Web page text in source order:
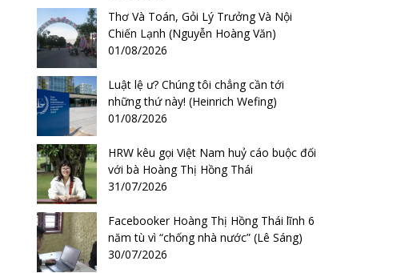
Thơ Và Toán, Gỏi Lý Trưởng Và Nội
Chiến Lạnh (Nguyễn Hoàng Văn)
01/08/2026
Luật lệ ư? Chúng tôi chẳng cần tới
những thứ này! (Heinrich Wefing)
01/08/2026
HRW kêu gọi Việt Nam huỷ cáo buộc đối
với bà Hoàng Thị Hồng Thái
31/07/2026
Facebooker Hoàng Thị Hồng Thái lĩnh 6
năm tù vì “chống nhà nước” (Lê Sáng)
30/07/2026